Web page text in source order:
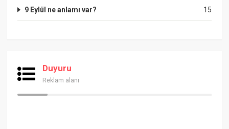
15
9 Eylül ne anlamı var?
Duyuru
Reklam alanı